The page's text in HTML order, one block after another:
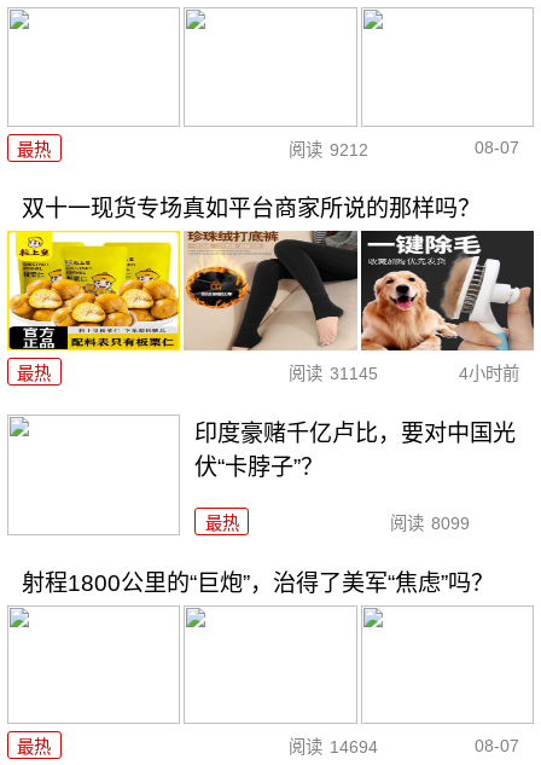
最热 阅读 9212 08-07
双十一现货专场真如平台商家所说的那样吗？
最热 阅读 31145 4小时前
印度豪赌千亿卢比，要对中国光
伏“卡脖子”？
最热 阅读 8099
射程1800公里的“巨炮”，治得了美军“焦虑”吗？
最热 阅读 14694 08-07